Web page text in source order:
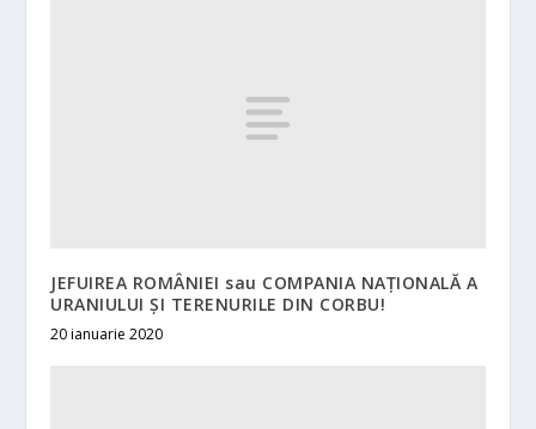
JEFUIREA ROMÂNIEI sau COMPANIA NAȚIONALĂ A
URANIULUI ȘI TERENURILE DIN CORBU!
20 ianuarie 2020